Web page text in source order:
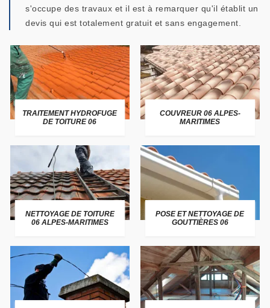
s'occupe des travaux et il est à remarquer qu'il établit un
devis qui est totalement gratuit et sans engagement.
TRAITEMENT HYDROFUGE
DE TOITURE 06
COUVREUR 06 ALPES-
MARITIMES
NETTOYAGE DE TOITURE
06 ALPES-MARITIMES
POSE ET NETTOYAGE DE
GOUTTIÈRES 06